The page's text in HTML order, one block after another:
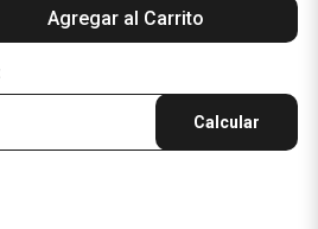
Agregar al Carrito
Calcular